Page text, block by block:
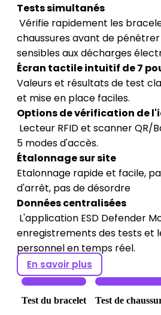
Tests simultanés
Vérifie rapidement les
chaussures avant de pénétrer
sensibles aux décharges
Écran tactile intuitif de 7
Valeurs et résultats de test
et mise en place faciles.
Options de vérification de
Lecteur RFID et scanner QR/
5 modes d'accès.
Étalonnage sur site
Etalonnage rapide et facile,
d'arrêt, pas de désordre
Données centralisées
L'application ESD Defender
enregistrements des tests et
personnel en temps réel.
En savoir plus
Test du bracelet Test de